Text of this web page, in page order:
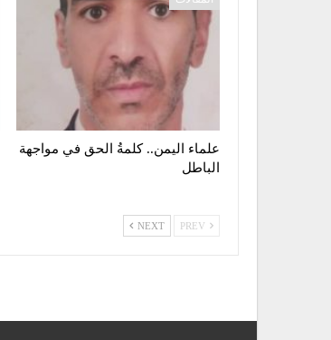
علماء اليمن.. كلمةُ الحق في مواجهة
الباطل
NEXT